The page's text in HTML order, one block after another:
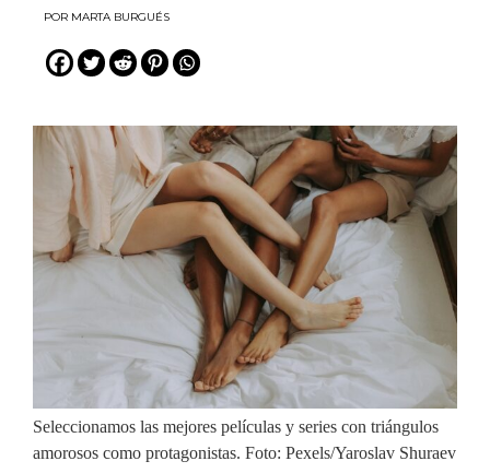
MARTA BURGUÉS
Seleccionamos las mejores películas y series con triángulos
amorosos como protagonistas. Foto: Pexels/Yaroslav Shuraev